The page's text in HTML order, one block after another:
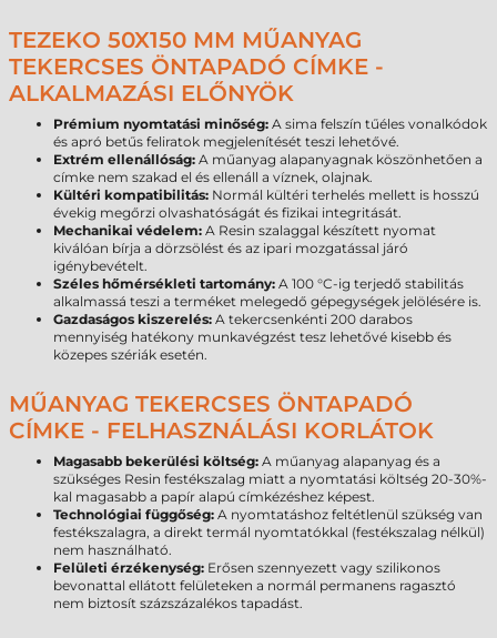
TEZEKO 50X150 MM MŰANYAG
TEKERCSES ÖNTAPADÓ CÍMKE -
ALKALMAZÁSI ELŐNYÖK
Prémium nyomtatási minőség: A sima felszín tűéles vonalkódok
és apró betűs feliratok megjelenítését teszi lehetővé.
Extrém ellenállóság: A műanyag alapanyagnak köszönhetően a
címke nem szakad el és ellenáll a víznek, olajnak.
Kültéri kompatibilitás: Normál kültéri terhelés mellett is hosszú
évekig megőrzi olvashatóságát és fizikai integritását.
Mechanikai védelem: A Resin szalaggal készített nyomat
kiválóan bírja a dörzsölést és az ipari mozgatással járó
igénybevételt.
Széles hőmérsékleti tartomány: A 100 °C-ig terjedő stabilitás
alkalmassá teszi a terméket melegedő gépegységek jelölésére is.
Gazdaságos kiszerelés: A tekercsenkénti 200 darabos
mennyiség hatékony munkavégzést tesz lehetővé kisebb és
közepes szériák esetén.
MŰANYAG TEKERCSES ÖNTAPADÓ
CÍMKE - FELHASZNÁLÁSI KORLÁTOK
Magasabb bekerülési költség: A műanyag alapanyag és a
szükséges Resin festékszalag miatt a nyomtatási költség 20-30%-
kal magasabb a papír alapú címkézéshez képest.
Technológiai függőség: A nyomtatáshoz feltétlenül szükség van
festékszalagra, a direkt termál nyomtatókkal (festékszalag nélkül)
nem használható.
Felületi érzékenység: Erősen szennyezett vagy szilikonos
bevonattal ellátott felületeken a normál permanens ragasztó
nem biztosít százszázalékos tapadást.